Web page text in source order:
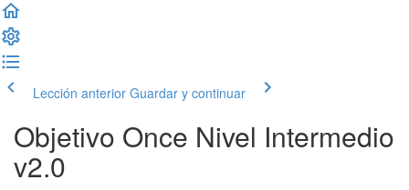
Lección anterior Guardar y continuar
Objetivo Once Nivel Intermedio
v2.0